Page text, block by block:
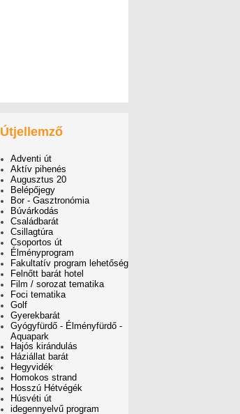
Útjellemző
Adventi út
Aktív pihenés
Augusztus 20
Belépőjegy
Bor - Gasztronómia
Búvárkodás
Családbarát
Csillagtúra
Csoportos út
Élményprogram
Fakultatív program lehetőség
Felnőtt barát hotel
Film / sorozat tematika
Foci tematika
Golf
Gyerekbarát
Gyógyfürdő - Élményfürdő -
Aquapark
Hajós kirándulás
Háziállat barát
Hegyvidék
Homokos strand
Hosszú Hétvégék
Húsvéti út
idegennyelvű program